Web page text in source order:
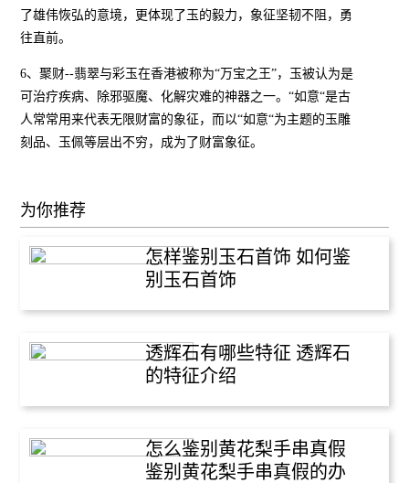
了雄伟恢弘的意境，更体现了玉的毅力，象征坚韧不阻，勇
往直前。
6、聚财--翡翠与彩玉在香港被称为“万宝之王”，玉被认为是
可治疗疾病、除邪驱魔、化解灾难的神器之一。“如意“是古
人常常用来代表无限财富的象征，而以“如意“为主题的玉雕
刻品、玉佩等层出不穷，成为了财富象征。
为你推荐
怎样鉴别玉石首饰 如何鉴
别玉石首饰
透辉石有哪些特征 透辉石
的特征介绍
怎么鉴别黄花梨手串真假
鉴别黄花梨手串真假的办